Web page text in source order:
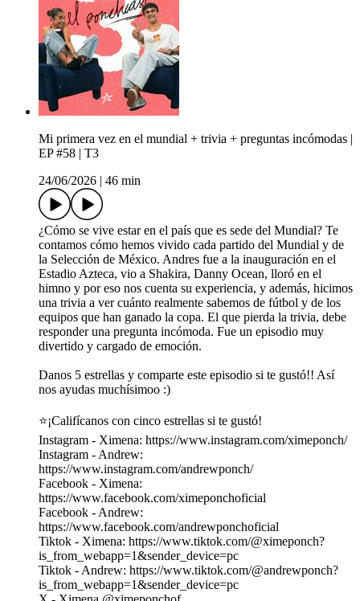
Mi primera vez en el mundial + trivia + preguntas incómodas |
EP #58 | T3
24/06/2026
46 min
¿Cómo se vive estar en el país que es sede del Mundial? Te
contamos cómo hemos vivido cada partido del Mundial y de
la Selección de México. Andres fue a la inauguración en el
Estadio Azteca, vio a Shakira, Danny Ocean, lloró en el
himno y por eso nos cuenta su experiencia, y además, hicimos
una trivia a ver cuánto realmente sabemos de fútbol y de los
equipos que han ganado la copa. El que pierda la trivia, debe
responder una pregunta incómoda. Fue un episodio muy
divertido y cargado de emoción.
Danos 5 estrellas y comparte este episodio si te gustó!! Así
nos ayudas muchísimoo :)
⭐️¡Califícanos con cinco estrellas si te gustó!
Instagram - Ximena: https://www.instagram.com/ximeponch/
Instagram - Andrew:
https://www.instagram.com/andrewponch/
Facebook - Ximena:
https://www.facebook.com/ximeponchoficial
Facebook - Andrew:
https://www.facebook.com/andrewponchoficial
Tiktok - Ximena: https://www.tiktok.com/@ximeponch?
is_from_webapp=1&sender_device=pc
Tiktok - Andrew: https://www.tiktok.com/@andrewponch?
is_from_webapp=1&sender_device=pc